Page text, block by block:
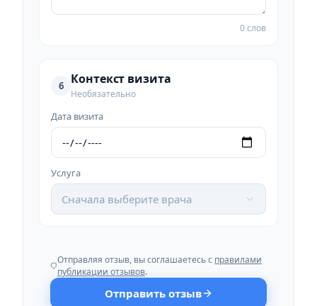
0 слов
6 Контекст визита
Необязательно
Дата визита
Услуга
Сначала выберите врача
Отправляя отзыв, вы соглашаетесь с правилами
публикации отзывов.
Отправить отзыв